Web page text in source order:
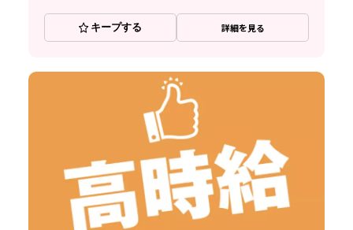
キープする 詳細を見る